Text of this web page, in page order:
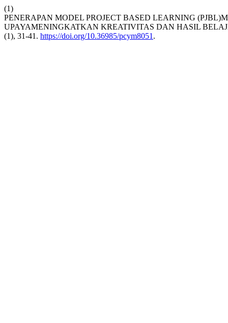
(1)
PENERAPAN MODEL PROJECT BASED LEARNING
UPAYAMENINGKATKAN KREATIVITAS DAN HASIL
(1), 31-41. https://doi.org/10.36985/pcym8051 .